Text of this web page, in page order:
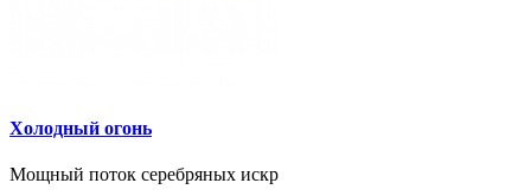
Холодный огонь
Мощный поток серебряных искр